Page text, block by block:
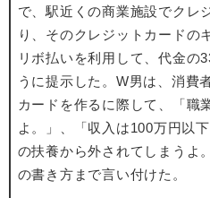
で、駅近くの商業施設でクレ
り、そのクレジットカードの
リボ払いを利用して、代金の
うに提示した。W男は、消費
カードを作るに際して、「職
よ。」、「収入は100万円以
の扶養から外されてしまうよ
の書き方まで言い付けた。